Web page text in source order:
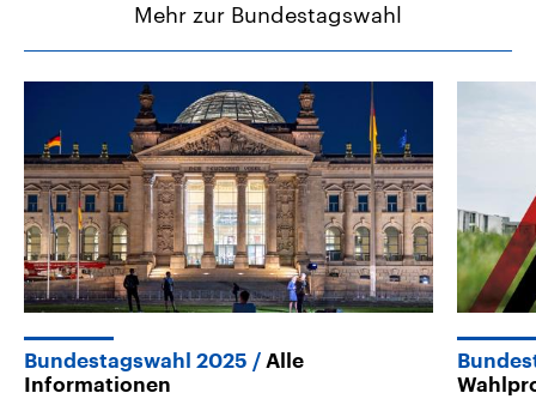
Mehr zur Bundestagswahl
Bundestagswahl 2025
Alle
Informationen